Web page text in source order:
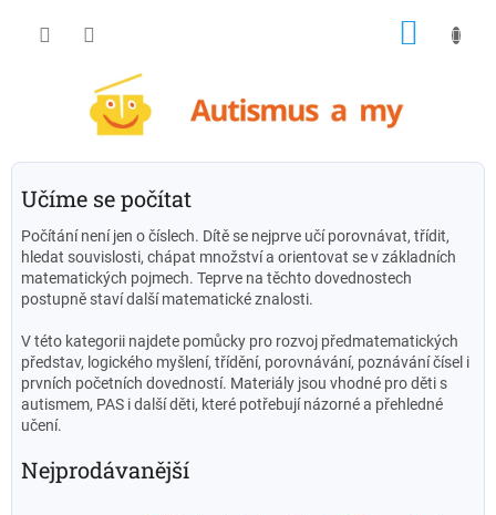
Učíme se počítat
Počítání není jen o číslech. Dítě se nejprve učí porovnávat, třídit,
hledat souvislosti, chápat množství a orientovat se v základních
matematických pojmech. Teprve na těchto dovednostech
postupně staví další matematické znalosti.
V této kategorii najdete pomůcky pro rozvoj předmatematických
představ, logického myšlení, třídění, porovnávání, poznávání čísel i
prvních početních dovedností. Materiály jsou vhodné pro děti s
autismem, PAS i další děti, které potřebují názorné a přehledné
učení.
Nejprodávanější